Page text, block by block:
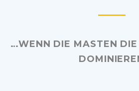
…WENN DIE MASTEN DIE